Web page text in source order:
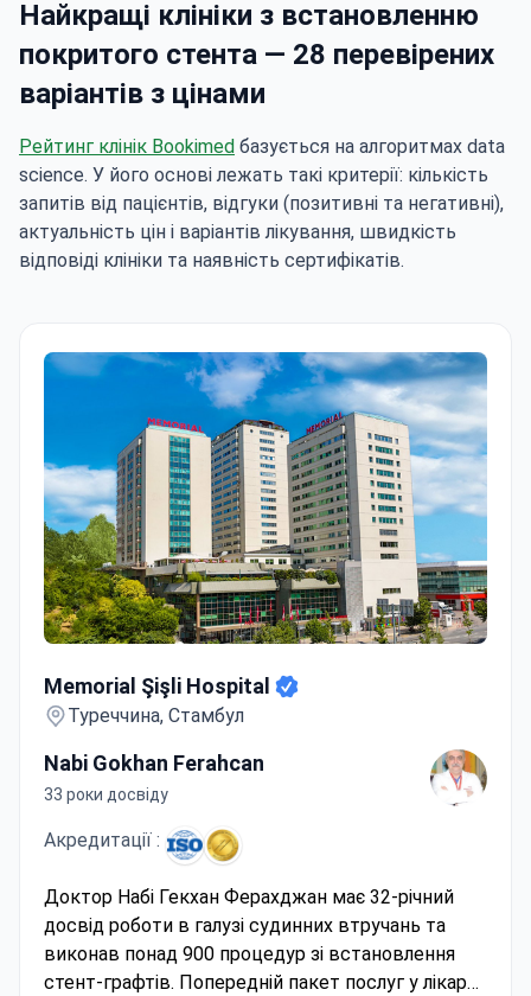
Найкращі клініки з встановленню
покритого стента — 28 перевірених
варіантів з цінами
Рейтинг клінік Bookimed базується на алгоритмах data
science. У його основі лежать такі критерії: кількість
запитів від пацієнтів, відгуки (позитивні та негативні),
актуальність цін і варіантів лікування, швидкість
відповіді клініки та наявність сертифікатів.
Memorial Şişli Hospital
Туреччина, Стамбул
Nabi Gokhan Ferahcan
33 роки досвіду
Акредитації :
Доктор Набі Гекхан Ферахджан має 32-річний
досвід роботи в галузі судинних втручань та
виконав понад 900 процедур зі встановлення
стент-графтів. Попередній пакет послуг у лікарні